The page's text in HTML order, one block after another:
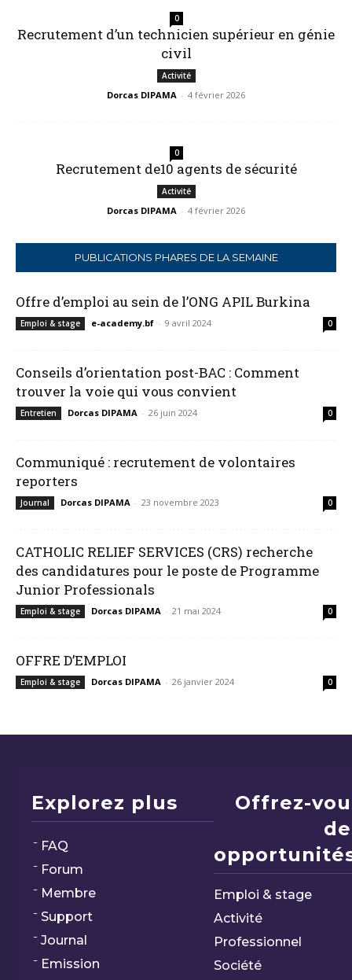
0
Recrutement d’un technicien supérieur en génie
civil
Activité
Dorcas DIPAMA - 4 février 2026
0
Recrutement de10 agents de sécurité
Activité
Dorcas DIPAMA - 4 février 2026
PUBLICATIONS PHARES DE LA SEMAINE
Offre d’emploi au sein de l’ONG APIL Burkina
Emploi & stage e-academy.bf - 9 avril 2024 0
Conseils d’orientation post-BAC : Comment
trouver la voie qui vous convient
Entretien Dorcas DIPAMA - 26 juin 2024 0
Communiqué : recrutement de volontaires
reporters
Journal Dorcas DIPAMA - 23 novembre 2023 0
CATHOLIC RELIEF SERVICES (CRS) recherche
des candidatures pour le poste de Programme
Junior Professionals
Emploi & stage Dorcas DIPAMA - 21 mai 2024 0
OFFRE D’EMPLOI
Emploi & stage Dorcas DIPAMA - 26 janvier 2024 0
Explorez plus
FAQ
Forum
Membre
Support
Journal
Emission
Offrez-
Emploi & stage
Activité
Professionnel
Société